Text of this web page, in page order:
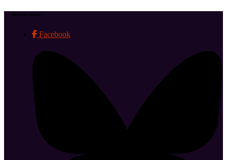
Suivez-nous !
Facebook